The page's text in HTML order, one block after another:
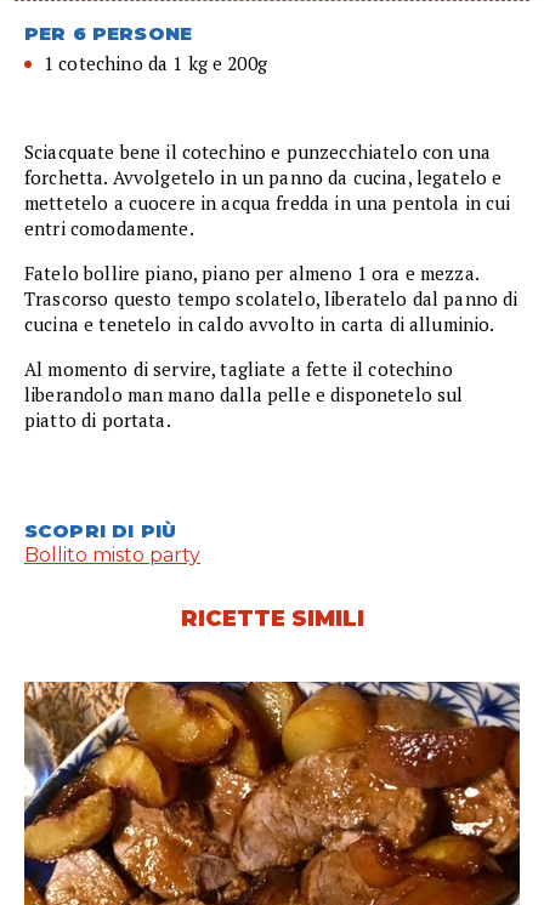
PER 6 PERSONE
1 cotechino da 1 kg e 200g
Sciacquate bene il cotechino e punzecchiatelo con una
forchetta. Avvolgetelo in un panno da cucina, legatelo e
mettetelo a cuocere in acqua fredda in una pentola in cui
entri comodamente.
Fatelo bollire piano, piano per almeno 1 ora e mezza.
Trascorso questo tempo scolatelo, liberatelo dal panno di
cucina e tenetelo in caldo avvolto in carta di alluminio.
Al momento di servire, tagliate a fette il cotechino
liberandolo man mano dalla pelle e disponetelo sul
piatto di portata.
SCOPRI DI PIÙ
Bollito misto party
RICETTE SIMILI